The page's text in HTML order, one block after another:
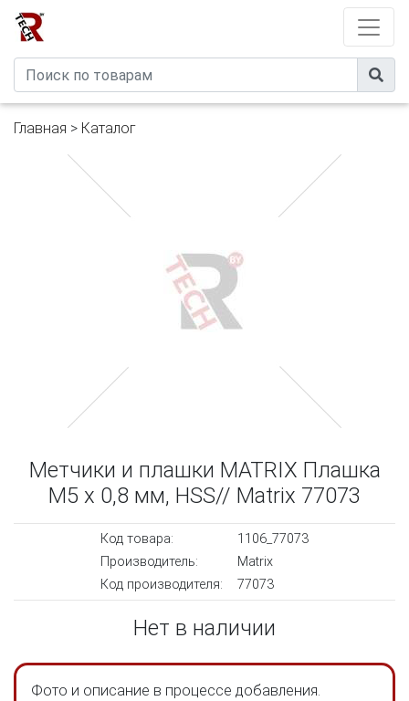
Главная > Каталог
Метчики и плашки MATRIX Плашка
М5 х 0,8 мм, HSS// Matrix 77073
Код товара:
1106_77073
Производитель:
Matrix
Код производителя:
77073
Нет в наличии
Фото и описание в процессе добавления.